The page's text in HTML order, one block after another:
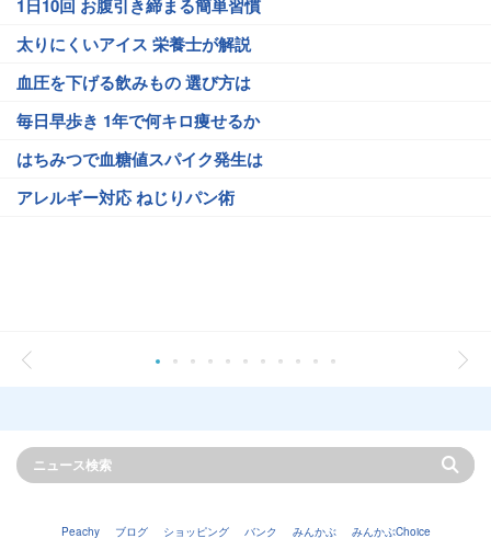
1日10回 お腹引き締まる簡単習慣
太りにくいアイス 栄養士が解説
血圧を下げる飲みもの 選び方は
毎日早歩き 1年で何キロ痩せるか
はちみつで血糖値スパイク発生は
アレルギー対応 ねじりパン術
Peachy ブログ ショッピング バンク みんかぶ みんかぶChoice